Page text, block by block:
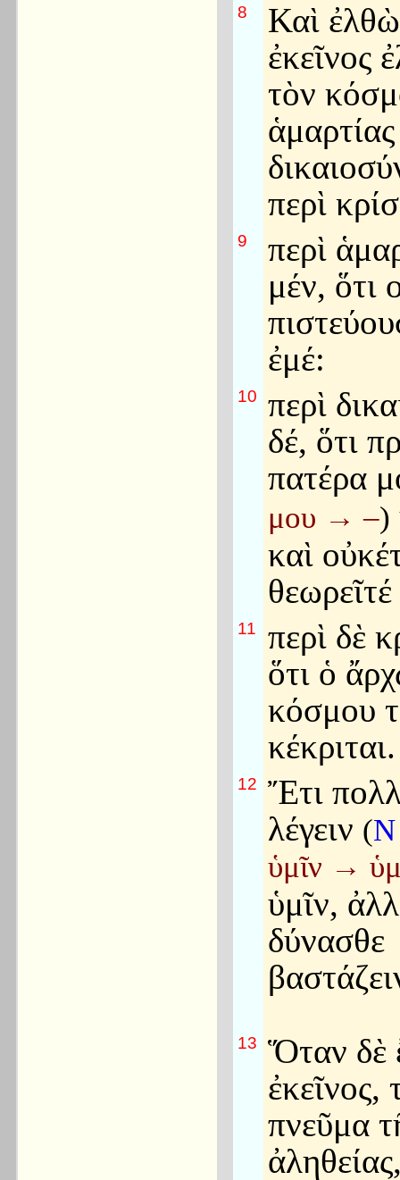
8
Καὶ
ἐκεῖνος
τὸν
περὶ
9
περὶ
μέν, ὅτι
ἐμέ:
10
περὶ
δέ, ὅτι
πατέρα
μου → –)
καὶ
11
περὶ δὲ
ὅτι ὁ
κόσμου
κέκριται.
12
Ἔτι
λέγειν (
ὑμῖν →
ὑμῖν,
δύνασθε
13
Ὅταν δὲ
ἐκεῖνος,
πνεῦμα